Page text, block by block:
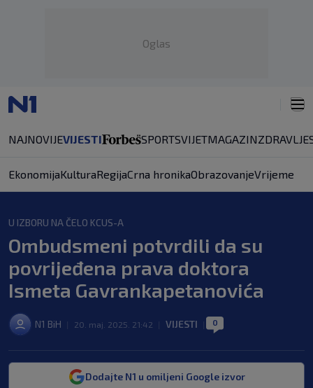
Oglas
NAJNOVIJEVIJESTI SPORTSVIJETMAGAZINZDRAVLJE
EkonomijaKulturaRegijaCrna hronikaObrazovanjeVrijeme
U IZBORU NA ČELO KCUS-A
Ombudsmeni potvrdili da su
povrijeđena prava doktora
Ismeta Gavrankapetanovića
N1 BiH 20. maj. 2025. 21:42 VIJESTI 0
Dodajte N1 u omiljeni Google izvor